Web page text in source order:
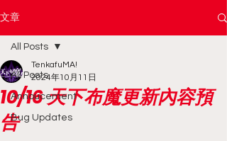
文章
All Posts
Annoucement
Bug Updates
All Posts
10/16 天下布魔更新內容預
告
TenkafuMA!
2024年10月11日